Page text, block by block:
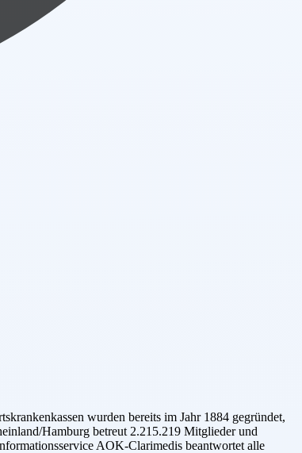
wurden bereits im Jahr 1884 gegründet,
Hamburg betreut 2.215.219 Mitglieder und
AOK-Clarimedis beantwortet alle